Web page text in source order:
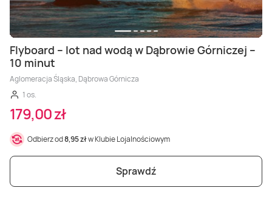
Flyboard – lot nad wodą w Dąbrowie Górniczej –
10 minut
Aglomeracja Śląska, Dąbrowa Górnicza
1 os.
179,00 zł
Odbierz od8,95 złw Klubie Lojalnościowym
Sprawdź